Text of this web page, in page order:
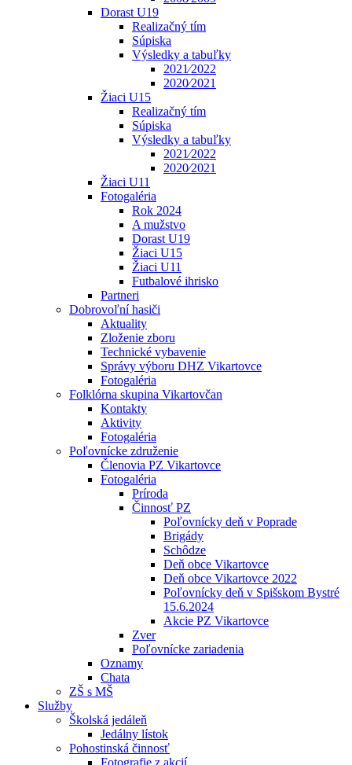
Dorast U19
Realizačný tím
Súpiska
Výsledky a tabuľky
2021⁄2022
2020⁄2021
Žiaci U15
Realizačný tím
Súpiska
Výsledky a tabuľky
2021⁄2022
2020⁄2021
Žiaci U11
Fotogaléria
Rok 2024
A mužstvo
Dorast U19
Žiaci U15
Žiaci U11
Futbalové ihrisko
Partneri
Dobrovoľní hasiči
Aktuality
Zloženie zboru
Technické vybavenie
Správy výboru DHZ Vikartovce
Fotogaléria
Folklórna skupina Vikartovčan
Kontakty
Aktivity
Fotogaléria
Poľovnícke združenie
Členovia PZ Vikartovce
Fotogaléria
Príroda
Činnosť PZ
Poľovnícky deň v Poprade
Brigády
Schôdze
Deň obce Vikartovce
Deň obce Vikartovce 2022
Poľovnícky deň v Spišskom Bystré
15.6.2024
Akcie PZ Vikartovce
Zver
Poľovnícke zariadenia
Oznamy
Chata
ZŠ s MŠ
Služby
Školská jedáleň
Jedálny lístok
Pohostinská činnosť
Fotografie z akcií